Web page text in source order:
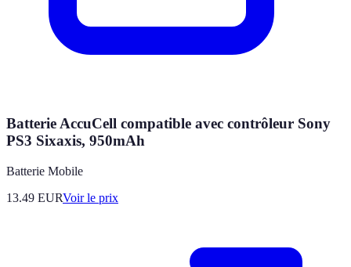
Batterie AccuCell compatible avec contrôleur Sony
PS3 Sixaxis, 950mAh
Batterie Mobile
13.49 EURVoir le prix